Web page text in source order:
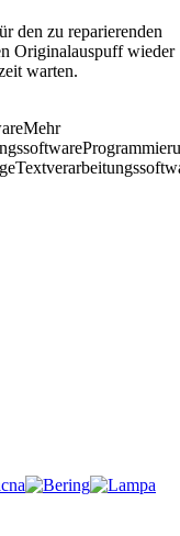
den zu reparierenden
Originalauspuff wieder
warten.